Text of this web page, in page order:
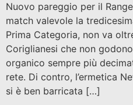
Nuovo pareggio per il
match valevole la
Prima Categoria, non va
Coriglianesi che non
organico sempre più
rete. Di contro, l’ermetica
si è ben barricata […]